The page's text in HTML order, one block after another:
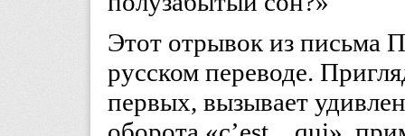
Этот отрывок из письма
русском переводе.
первых, вызывает